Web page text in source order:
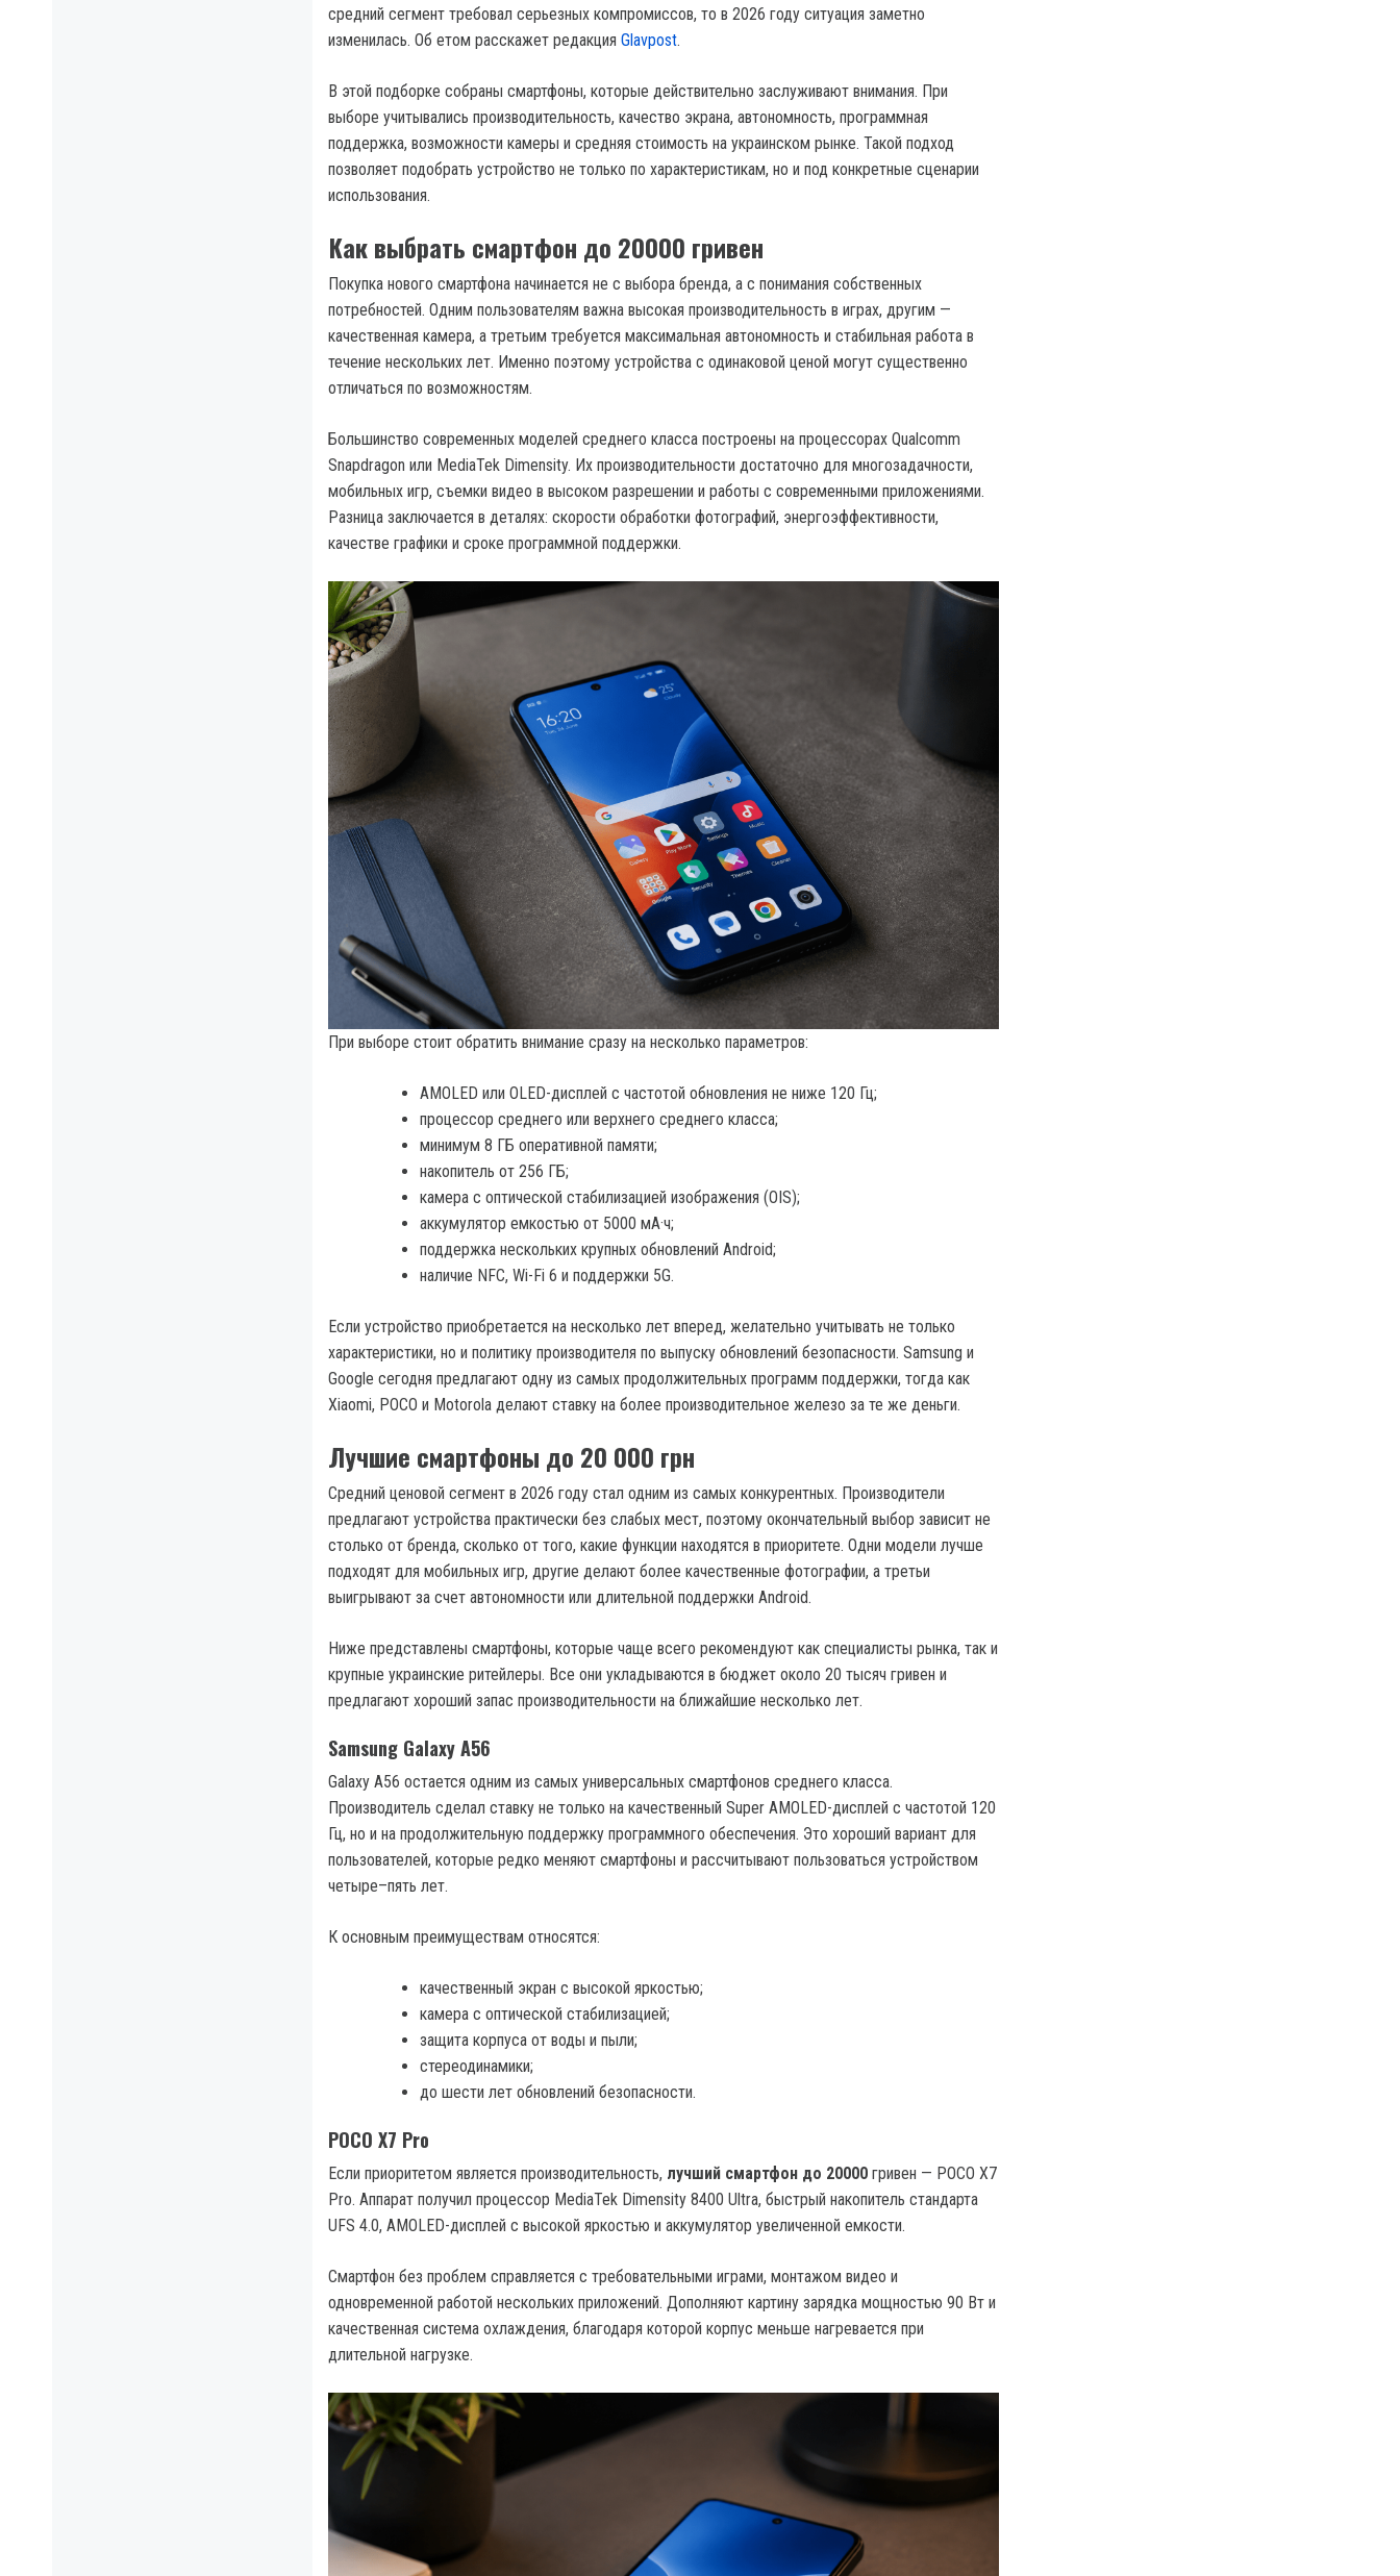
средний сегмент требовал серьезных компромиссов, то в 2026 году ситуация заметно
изменилась. Об етом расскажет редакция Glavpost.
В этой подборке собраны смартфоны, которые действительно заслуживают внимания. При
выборе учитывались производительность, качество экрана, автономность, программная
поддержка, возможности камеры и средняя стоимость на украинском рынке. Такой подход
позволяет подобрать устройство не только по характеристикам, но и под конкретные сценарии
использования.
Как выбрать смартфон до 20000 гривен
Покупка нового смартфона начинается не с выбора бренда, а с понимания собственных
потребностей. Одним пользователям важна высокая производительность в играх, другим —
качественная камера, а третьим требуется максимальная автономность и стабильная работа в
течение нескольких лет. Именно поэтому устройства с одинаковой ценой могут существенно
отличаться по возможностям.
Большинство современных моделей среднего класса построены на процессорах Qualcomm
Snapdragon или MediaTek Dimensity. Их производительности достаточно для многозадачности,
мобильных игр, съемки видео в высоком разрешении и работы с современными приложениями.
Разница заключается в деталях: скорости обработки фотографий, энергоэффективности,
качестве графики и сроке программной поддержки.
При выборе стоит обратить внимание сразу на несколько параметров:
AMOLED или OLED-дисплей с частотой обновления не ниже 120 Гц;
процессор среднего или верхнего среднего класса;
минимум 8 ГБ оперативной памяти;
накопитель от 256 ГБ;
камера с оптической стабилизацией изображения (OIS);
аккумулятор емкостью от 5000 мА·ч;
поддержка нескольких крупных обновлений Android;
наличие NFC, Wi-Fi 6 и поддержки 5G.
Если устройство приобретается на несколько лет вперед, желательно учитывать не только
характеристики, но и политику производителя по выпуску обновлений безопасности. Samsung и
Google сегодня предлагают одну из самых продолжительных программ поддержки, тогда как
Xiaomi, POCO и Motorola делают ставку на более производительное железо за те же деньги.
Лучшие смартфоны до 20 000 грн
Средний ценовой сегмент в 2026 году стал одним из самых конкурентных. Производители
предлагают устройства практически без слабых мест, поэтому окончательный выбор зависит не
столько от бренда, сколько от того, какие функции находятся в приоритете. Одни модели лучше
подходят для мобильных игр, другие делают более качественные фотографии, а третьи
выигрывают за счет автономности или длительной поддержки Android.
Ниже представлены смартфоны, которые чаще всего рекомендуют как специалисты рынка, так и
крупные украинские ритейлеры. Все они укладываются в бюджет около 20 тысяч гривен и
предлагают хороший запас производительности на ближайшие несколько лет.
Samsung Galaxy A56
Galaxy A56 остается одним из самых универсальных смартфонов среднего класса.
Производитель сделал ставку не только на качественный Super AMOLED-дисплей с частотой 120
Гц, но и на продолжительную поддержку программного обеспечения. Это хороший вариант для
пользователей, которые редко меняют смартфоны и рассчитывают пользоваться устройством
четыре–пять лет.
К основным преимуществам относятся:
качественный экран с высокой яркостью;
камера с оптической стабилизацией;
защита корпуса от воды и пыли;
стереодинамики;
до шести лет обновлений безопасности.
POCO X7 Pro
Если приоритетом является производительность, лучший смартфон до 20000 гривен — POCO X7
Pro. Аппарат получил процессор MediaTek Dimensity 8400 Ultra, быстрый накопитель стандарта
UFS 4.0, AMOLED-дисплей с высокой яркостью и аккумулятор увеличенной емкости.
Смартфон без проблем справляется с требовательными играми, монтажом видео и
одновременной работой нескольких приложений. Дополняют картину зарядка мощностью 90 Вт и
качественная система охлаждения, благодаря которой корпус меньше нагревается при
длительной нагрузке.